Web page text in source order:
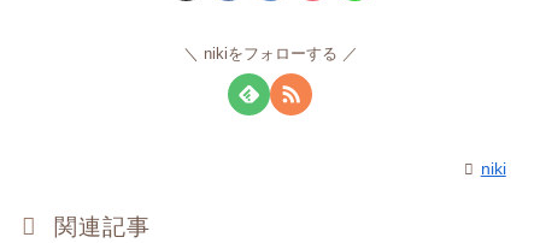
nikiをフォローする
niki
関連記事